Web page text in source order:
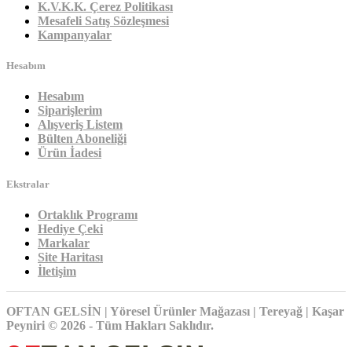
K.V.K.K. Çerez Politikası
Mesafeli Satış Sözleşmesi
Kampanyalar
Hesabım
Hesabım
Siparişlerim
Alışveriş Listem
Bülten Aboneliği
Ürün İadesi
Ekstralar
Ortaklık Programı
Hediye Çeki
Markalar
Site Haritası
İletişim
OFTAN GELSİN | Yöresel Ürünler Mağazası | Tereyağ | Kaşar
Peyniri © 2026 - Tüm Hakları Saklıdır.